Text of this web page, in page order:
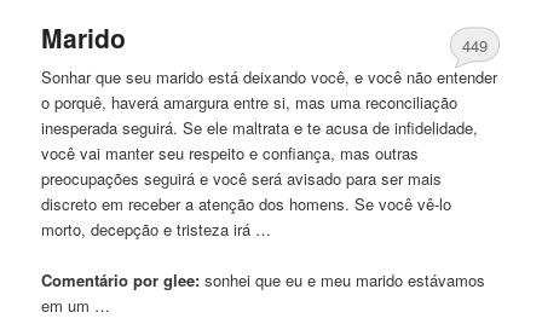
Marido
449
Sonharque seu marido está deixando você, e você não entender
o porquê, haverá amargura entre si, mas uma reconciliação
inesperada seguirá. Se ele maltrata e te acusa de infidelidade,
vocêvai manter seu respeito e confiança, mas outras
preocupações seguirá e você será avisado para ser mais
discreto em receber a atenção dos homens. Se você vê-lo
morto, decepção e tristeza irá …
Comentário por glee: sonheique eu e meu marido estávamos
em um …